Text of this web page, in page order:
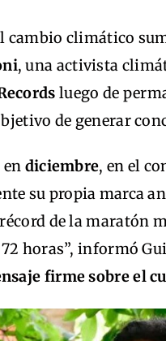
cambio climático
, una activista
luego de
de generar
en diciembre, en el
su propia marca
de la maratón
horas”, informó
firme sobre el